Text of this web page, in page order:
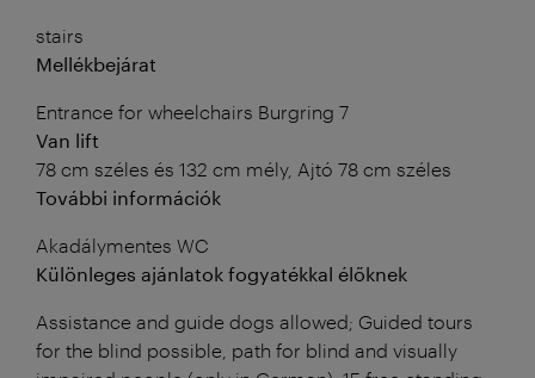
stairs
Mellékbejárat
Entrance for wheelchairs Burgring 7
Van lift
78 cm széles és 132 cm mély, Ajtó 78 cm széles
További információk
Akadálymentes WC
Különleges ajánlatok fogyatékkal élőknek
Assistance and guide dogs allowed; Guided tours
for the blind possible, path for blind and visually